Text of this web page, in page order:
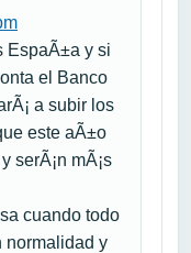
EspaÃ±a y si
el Banco
a subir los
este aÃ±o
serÃ¡n mÃ¡s
cuando todo
normalidad y